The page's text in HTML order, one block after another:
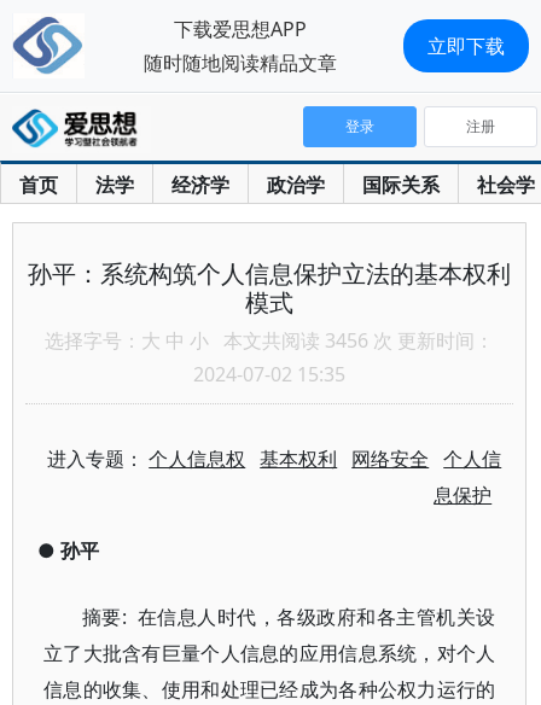
首页 法学 经济学 政治学 国际关系 社会学
登录 注册
孙平：系统构筑个人信息保护立法的基本权利
模式
选择字号： 大 中 小 本文共阅读 3456 次 更新时间：
2024-07-02 15:35
进入专题：个人信息权 基本权利 网络安全
个人信
息保护
● 孙平
摘要: 在信息人时代，各级政府和各主管机关设
立了大批含有巨量个人信息的应用信息系统，对个人
信息的收集、使用和处理已经成为各种公权力运行的
下载爱思想APP
随时随地阅读精品文章
立即下载